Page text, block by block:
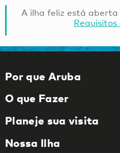
A ilha feliz está
Por que Aruba
O que Fazer
Planeje sua visita
Nossa Ilha